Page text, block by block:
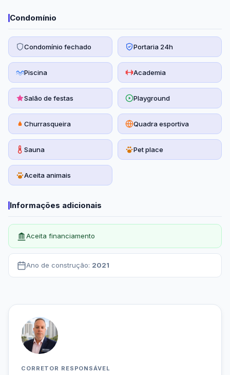
Goudard – Consultor Imobiliário
🌐 www.goudardimoveis.com.br
Condomínio
Condomínio fechado Portaria 24h
Piscina Academia
Salão de festas Playground
Churrasqueira Quadra esportiva
Sauna Pet place
Aceita animais
Informações adicionais
Aceita financiamento
Ano de construção: 2021
CORRETOR RESPONSÁVEL